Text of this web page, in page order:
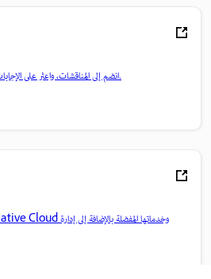
انضم إلى المناقشات، واعثر على الإجابات، وتعلم من الخبراء، وشارك معرفتك.